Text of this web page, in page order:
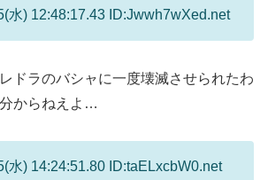
水) 12:48:17.43 ID:Jwwh7wXed.net
ドラのバシャに一度壊滅させられたわ
からねえよ…
水) 14:24:51.80 ID:taELxcbW0.net